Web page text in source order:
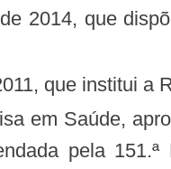
que institui
pela